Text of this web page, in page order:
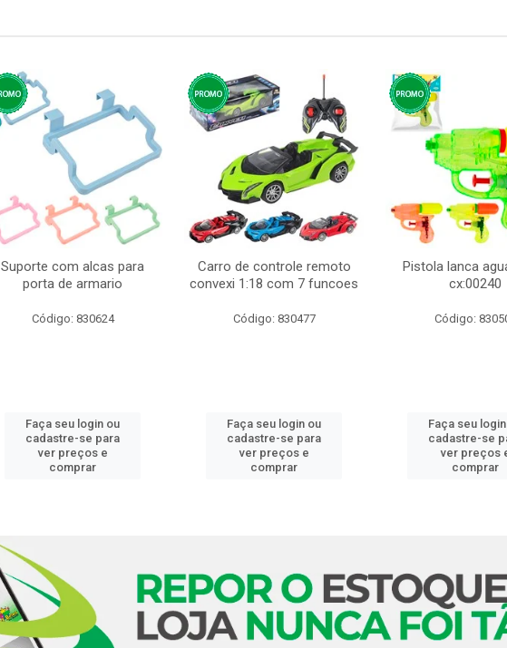
Suporte com alcas para
porta de armario
Código: 830624
Faça seu login ou
cadastre-se para
ver preços e
comprar
Carro de controle remoto
convexi 1:18 com 7 funcoes
Código: 830477
Faça seu login ou
cadastre-se para
ver preços e
comprar
Pistola lanca
cx:00240
Código:
Faça seu
cadastre-se
ver preços
comprar